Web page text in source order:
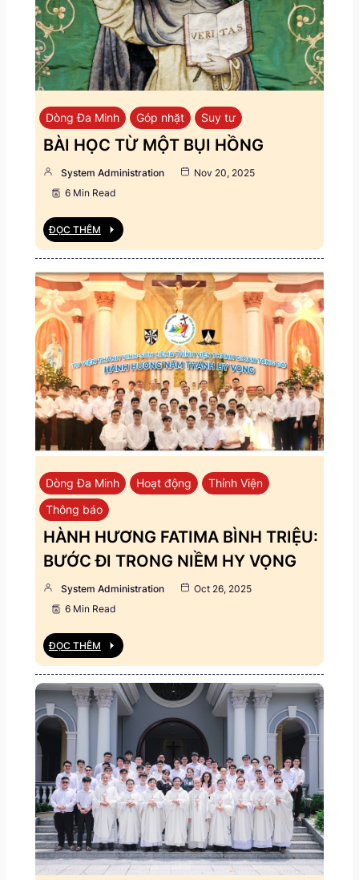
Dòng Đa Minh Góp nhặt Suy tư
BÀI HỌC TỪ MỘT BỤI HỒNG
System Administration
Nov 20, 2025
6 Min Read
ĐỌC THÊM
Dòng Đa Minh Hoạt động
Thỉnh Viện
Thông báo
HÀNH HƯƠNG FATIMA BÌNH TRIỆU:
BƯỚC ĐI TRONG NIỀM HY VỌNG
System Administration
Oct 26, 2025
6 Min Read
ĐỌC THÊM